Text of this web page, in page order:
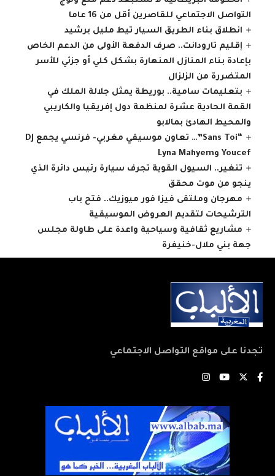
التواصل الاجتماعي للقاصرين أقل من 16 عاما
انطلاق بناء الطريق السيار تيط مليل برشيد
إقليم تارودانت.. صرف الدفعة الأولى من الدعم الخاص
بإعادة بناء المنازل المنهارة بشكل كلي أو جزئي للأسر
المتضررة من الزلزال
بتعليمات سامية.. بوريطة يمثل جلالة الملك في
القمة الحادية عشرة لمنظمة دول إفريقيا والكاريبي
والمحيط الهادئ بمالابو
“Sans Toi”… تعاون موسيقي مغربي- فرنسي يجمع DJ
Youcef وLyna Mahyem
تنغير.. السيول القوية تجرف سيارة رئيس دائرة الذي
ينجو من موت محقق
مهرجان وملتقى فيزا فور ميوزيك.. فتح باب
الترشيحات لتقديم العروض الموسيقية
مشاريع ثقافية وسياحية واعدة على طاولة مجلس
جهة بني ملال-خنيفرة
تجدنا على مواقع التواصل الاجتماعي